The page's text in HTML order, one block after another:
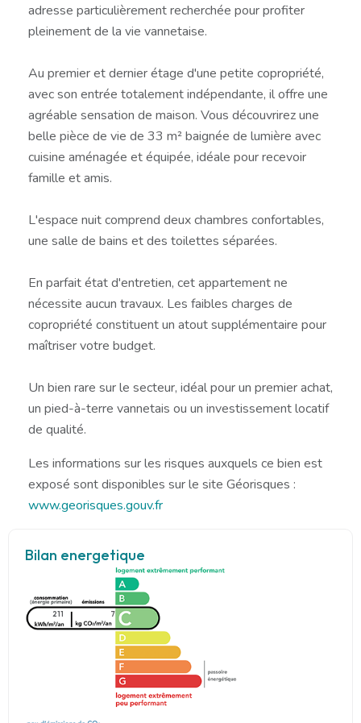
adresse particulièrement recherchée pour profiter
pleinement de la vie vannetaise.
Au premier et dernier étage d'une petite copropriété,
avec son entrée totalement indépendante, il offre une
agréable sensation de maison. Vous découvrirez une
belle pièce de vie de 33 m² baignée de lumière avec
cuisine aménagée et équipée, idéale pour recevoir
famille et amis.
L'espace nuit comprend deux chambres confortables,
une salle de bains et des toilettes séparées.
En parfait état d'entretien, cet appartement ne
nécessite aucun travaux. Les faibles charges de
copropriété constituent un atout supplémentaire pour
maîtriser votre budget.
Un bien rare sur le secteur, idéal pour un premier achat,
un pied-à-terre vannetais ou un investissement locatif
de qualité.
Les informations sur les risques auxquels ce bien est
exposé sont disponibles sur le site Géorisques :
www.georisques.gouv.fr
Bilan energetique
211 7